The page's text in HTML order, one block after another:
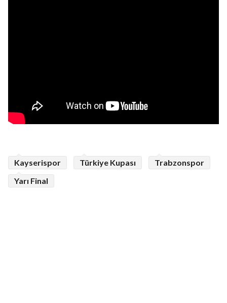
Kayserispor Türkiye Kupası
Trabzonspor
Yarı Final